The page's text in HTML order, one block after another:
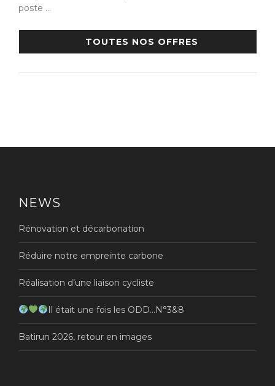
poste …
TOUTES NOS OFFRES
NEWS
Rénovation et décarbonation
Réduire notre empreinte carbone
Réalisation d’une liaison cycliste
Il était une fois les ODD…N°3&8
Batirun 2026, retour en images